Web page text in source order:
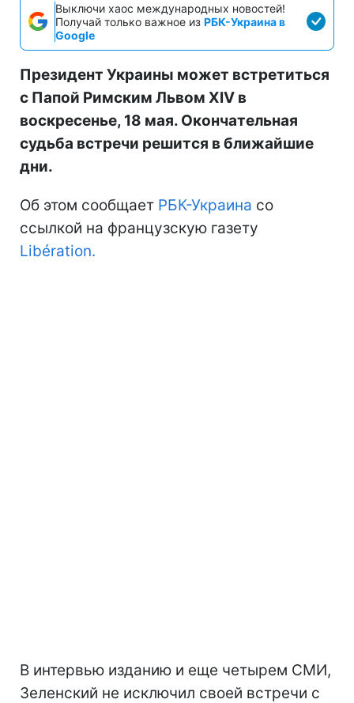
Выключи хаос международных новостей!
Получай только важное из РБК-Украина в
Google
Президент Украины может встретиться
с Папой Римским Львом XIV в
воскресенье, 18 мая. Окончательная
судьба встречи решится в ближайшие
дни.
Об этом сообщает РБК-Украина со
ссылкой на французскую газету
Libération.
В интервью изданию и еще четырем СМИ,
Зеленский не исключил своей встречи с